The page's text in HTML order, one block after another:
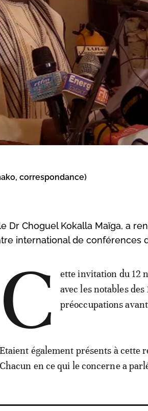
correspondance)
Dr Choguel Kokalla Maïga, a
international de conférences
C
ette invitation du 12
avec les notables
préoccupations
Etaient également présents à cette
Chacun en ce qui le concerne a